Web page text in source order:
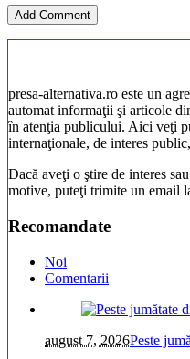
presa-alternativa.ro este un
automat informaţii şi articole
în atenţia publicului. Aici veţi
internaţionale, de interes
Dacă aveţi o ştire de interes
motive, puteţi trimite un email
Recomandate
Noi
Comentarii
august 7, 2026Peste